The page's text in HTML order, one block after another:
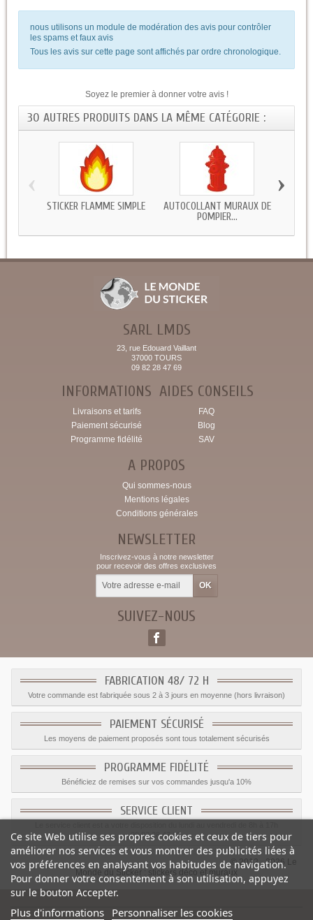
nous utilisons un module de modération des avis pour contrôler
les spams et faux avis
Tous les avis sur cette page sont affichés par ordre chronologique.
Soyez le premier à donner votre avis !
30 AUTRES PRODUITS DANS LA MÊME CATÉGORIE :
STICKER FLAMME SIMPLE
AUTOCOLLANT MURAUX DE
POMPIER...
‹ ›
SARL LMDS
23, rue Edouard Vaillant
37000 TOURS
09 82 28 47 69
INFORMATIONS
Livraisons et tarifs
Paiement sécurisé
Programme fidélité
AIDES CONSEILS
FAQ
Blog
SAV
A PROPOS
Qui sommes-nous
Mentions légales
Conditions générales
NEWSLETTER
Inscrivez-vous à notre newsletter
pour recevoir des offres exclusives
SUIVEZ-NOUS
FABRICATION 48/ 72 H
Votre commande est fabriquée sous 2 à 3 jours en moyenne (hors livraison)
PAIEMENT SÉCURISÉ
Les moyens de paiement proposés sont tous totalement sécurisés
PROGRAMME FIDÉLITÉ
Bénéficiez de remises sur vos commandes jusqu'a 10%
SERVICE CLIENT
09.82.28.47.69.
© 2012 - 2026 Le
Monde du Sticker :
stickers déco et muraux
Ce site Web utilise ses propres cookies et ceux de tiers pour
améliorer nos services et vous montrer des publicités liées à
vos préférences en analysant vos habitudes de navigation.
Pour donner votre consentement à son utilisation, appuyez
sur le bouton Accepter.
Plus d'informations Personnaliser les cookies